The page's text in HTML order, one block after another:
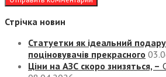
Стрічка новин
Статуетки як ідеальний
поціновувачів прекрасного
Ціни на АЗС скоро знизяться, –